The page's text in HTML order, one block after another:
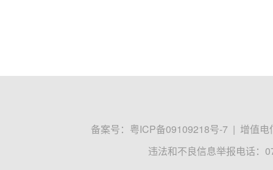
备案号： 粤ICP备09109218号-7 | 增值电
违法和不良信息举报电话：